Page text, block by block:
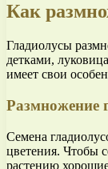
Как
Гладиолусы
детками,
имеет свои
Размножение
Семена
цветения. Чтобы
растению